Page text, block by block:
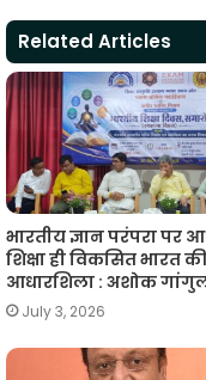
t
s
A
p
p
e
b
o
o
k
t
t
e
r
e
g
r
a
m
Related Articles
भारतीय ज्ञान परंपरा पर
शिक्षा ही विकसित भारत की
आधारशिला : अशोक
July 3, 2026